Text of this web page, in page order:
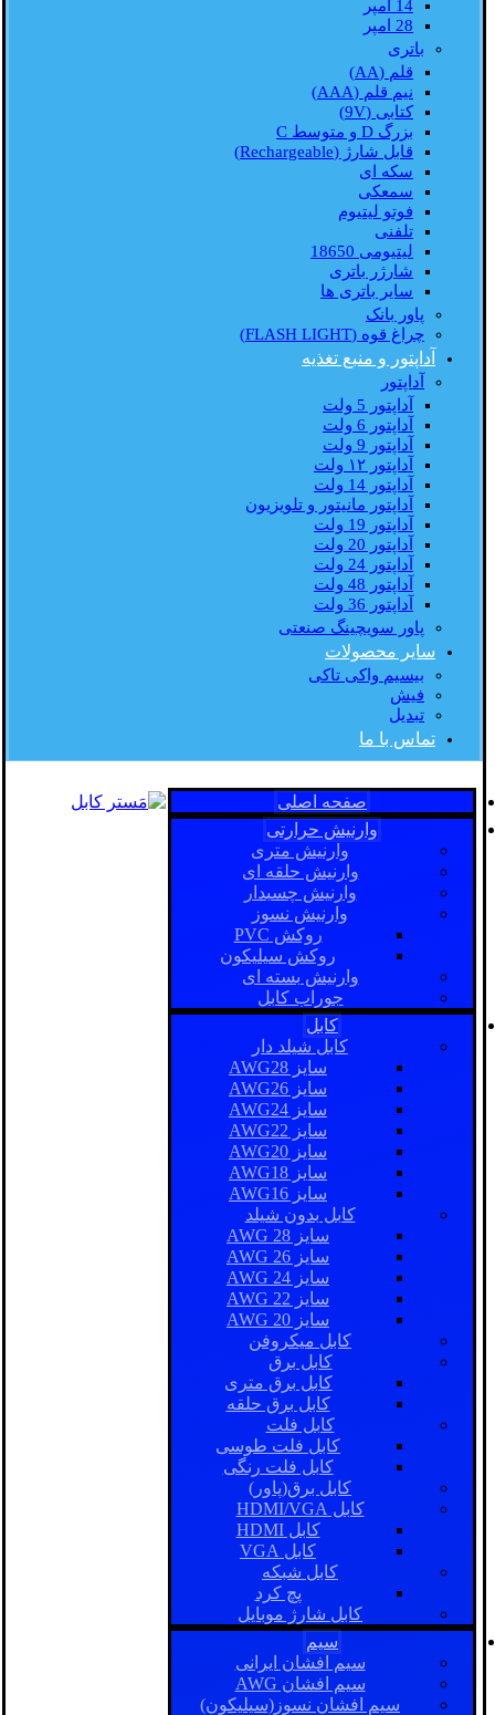
14 امپر
28 امپر
باتری
قلم (AA)
نیم قلم (AAA)
کتابی (9V)
بزرگ D و متوسط C
قابل شارژ (Rechargeable)
سکه ای
سمعکی
فوتو لیتیوم
تلفنی
لیتیومی 18650
شارژر باتری
سایر باتری ها
پاور بانک
چراغ قوه (FLASH LIGHT)
آداپتور و منبع تغذیه
آداپتور
آداپتور 5 ولت
آداپتور 6 ولت
آداپتور 9 ولت
آداپتور ۱۲ ولت
آداپتور 14 ولت
آداپتور مانیتور و تلویزیون
آداپتور 19 ولت
آداپتور 20 ولت
آداپتور 24 ولت
آداپتور 48 ولت
آداپتور 36 ولت
پاور سویچینگ صنعتی
سایر محصولات
بیسیم واکی تاکی
فیش
تبدیل
تماس با ما
صفحه اصلی
وارنیش حرارتی
وارنیش متری
وارنیش حلقه ای
وارنیش چسبدار
وارنیش نسوز
روکش PVC
روکش سیلیکون
وارنیش بسته ای
جوراب کابل
کابل
کابل شیلد دار
سایز AWG28
سایز AWG26
سایز AWG24
سایز AWG22
سایز AWG20
سایز AWG18
سایز AWG16
کابل بدون شیلد
سایز AWG 28
سایز AWG 26
سایز AWG 24
سایز AWG 22
سایز AWG 20
کابل میکروفن
کابل برق
کابل برق متری
کابل برق حلقه
کابل فلت
کابل فلت طوسی
کابل فلت رنگی
کابل برق(پاور)
کابل HDMI/VGA
کابل HDMI
کابل VGA
کابل شبکه
پچ کرد
کابل شارژ موبایل
سیم
سیم افشان ایرانی
سیم افشان AWG
سیم افشان نسوز(سیلیکون)